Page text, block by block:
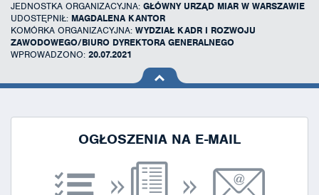
JEDNOSTKA ORGANIZACYJNA: GŁÓWNY URZĄD MIAR W WARSZAWIE
UDOSTĘPNIŁ: MAGDALENA KANTOR
KOMÓRKA ORGANIZACYJNA: WYDZIAŁ KADR I ROZWOJU
ZAWODOWEGO/BIURO DYREKTORA GENERALNEGO
WPROWADZONO: 20.07.2021
na górę
OGŁOSZENIA NA E-MAIL